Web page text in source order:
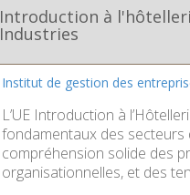
Introduction à
Industries
Institut de gestion des
L’UE Introduction à
fondamentaux des
compréhension solide des
organisationnelles, et des